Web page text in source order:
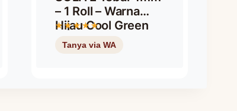
– 1 Roll – Warna
Hijau Cool Green